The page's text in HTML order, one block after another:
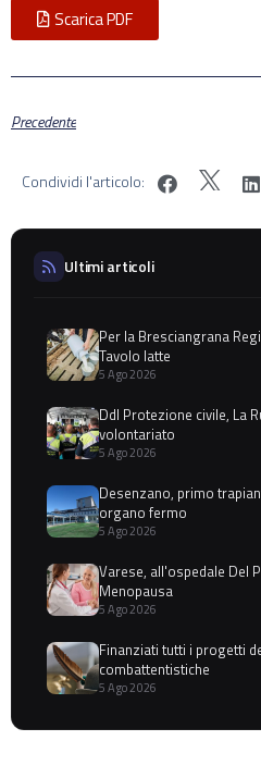
Scarica PDF
Precedente
Condividi l'articolo:
Ultimi articoli
Per la Bresciangrana
Tavolo latte
5 Ago 2026
Ddl Protezione civile, La
volontariato
5 Ago 2026
Desenzano, primo
organo fermo
5 Ago 2026
Varese, all'ospedale Del
Menopausa
5 Ago 2026
Finanziati tutti i progetti
combattentistiche
5 Ago 2026